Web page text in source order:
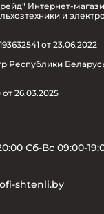
Интернет-
и
от 23.06.2022
Республики
26.03.2025
Сб-Вс 09:00-
shtenli.by